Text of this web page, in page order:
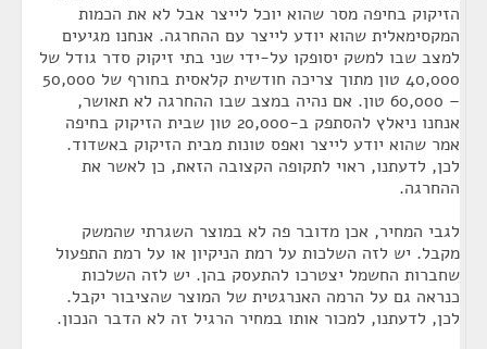
הזיקוק בחיפה מסר שהוא יוכל לייצר אבל לא את הכמות
המקסימאלית שהוא יודע לייצר עם ההחרגה. אנחנו מגיעים
למצב שבו למשק יסופקו על-ידי שני בתי זיקוק סדר גודל של
40,000 טון מתוך צריכה חודשית קלאסית בחורף של 50,000
– 60,000 טון. אם נהיה במצב שבו ההחרגה לא תאושר,
אנחנו ניאלץ להסתפק ב-20,000 טון שבית הזיקוק בחיפה
אמר שהוא יודע לייצר ואפס טונות מבית הזיקוק באשדוד.
לכן, לדעתנו, ראוי לתקופה הקצובה הזאת, כן לאשר את
ההחרגה.
לגבי המחיר, אכן מדובר פה לא במוצר השגרתי שהמשק
מקבל. יש לזה השלכות על רמת הניקיון או על רמת התפעול
שחברות החשמל יצטרכו להתעסק בהן. יש לזה השלכות
כנראה גם על הרמה האנרגטית של המוצר שהציבור יקבל.
לכן, לדעתנו, למכור אותו במחיר הרגיל זה לא הדבר הנכון.